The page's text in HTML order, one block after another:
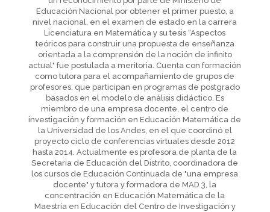
Educación Nacional por obtener el primer puesto, a
nivel nacional, en el examen de estado en la carrera
Licenciatura en Matemática y su tesis “Aspectos
teóricos para construir una propuesta de enseñanza
orientada a la comprensión de la noción de infinito
actual" fue postulada a meritoria. Cuenta con formación
como tutora para el acompañamiento de grupos de
profesores, que participan en programas de postgrado
basados en el modelo de análisis didáctico. Es
miembro de una empresa docente, el centro de
investigación y formación en Educación Matemática de
la Universidad de los Andes, en el que coordinó el
proyecto ciclo de conferencias virtuales desde 2012
hasta 2014. Actualmente es profesora de planta de la
Secretaria de Educación del Distrito, coordinadora de
los cursos de Educación Continuada de "una empresa
docente" y tutora y formadora de MAD 3, la
concentración en Educación Matemática de la
Maestría en Educación del Centro de Investigación y